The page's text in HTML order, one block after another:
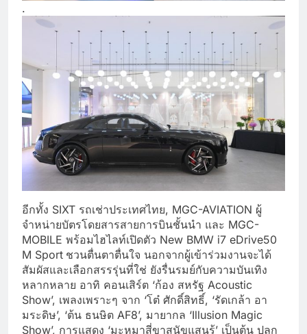
.
อีกทั้ง SIXT รถเช่าประเทศไทย, MGC-AVIATION ผู้
จำหน่ายบัตรโดยสารสายการบินชั้นนำ และ MGC-
MOBILE พร้อมไฮไลท์เปิดตัว New BMW i7 eDrive50
M Sport ชวนตื่นตาตื่นใจ นอกจากผู้เข้าร่วมงานจะได้
สัมผัสและเลือกสรรรุ่นที่ใช่ ยังรื่นรมย์กับความบันเทิง
หลากหลาย อาทิ คอนเสิร์ต ‘ก้อง สหรัฐ Acoustic
Show’, เพลงเพราะๆ จาก ‘โต๋ ศักดิ์สิทธิ์, ‘รัดเกล้า อา
มระดิษ’, ‘ต้น ธนษิต AF8’, มายากล ‘Illusion Magic
Show’, การแสดง ‘มะหมาสี่ขาสุนัขแสนรู้’ เป็นต้น ปลุก